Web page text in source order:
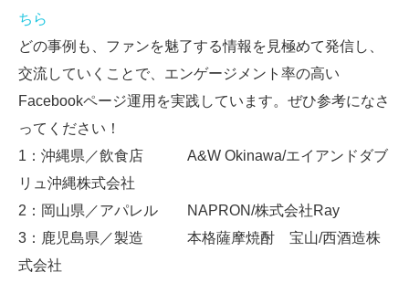
ちら
どの事例も、ファンを魅了する情報を見極めて発信し、
交流していくことで、エンゲージメント率の高い
Facebookページ運用を実践しています。ぜひ参考になさ
ってください！
1：沖縄県／飲食店 A&W Okinawa/エイアンドダブ
リュ沖縄株式会社
2：岡山県／アパレル NAPRON/株式会社Ray
3：鹿児島県／製造 本格薩摩焼酎 宝山/西酒造株
式会社